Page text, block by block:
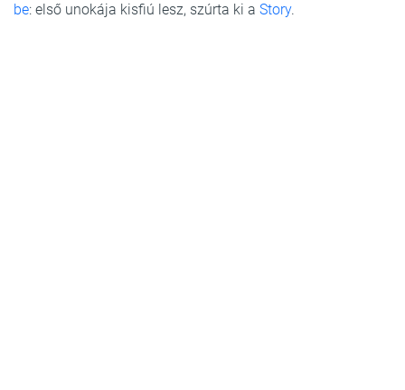
be: első unokája kisfiú lesz, szúrta ki a Story.